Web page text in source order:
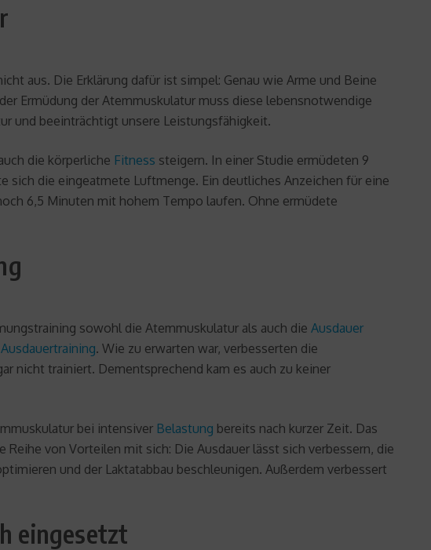
aus. Die Erklärung dafür ist simpel: Genau wie Arme und Beine
Ermüdung der Atemmuskulatur muss diese lebensnotwendige
und beeinträchtigt unsere Leistungsfähigkeit.
die körperliche Fitness steigern. In einer Studie ermüdeten 9
sich die eingeatmete Luftmenge. Ein deutliches Anzeichen für eine
6,5 Minuten mit hohem Tempo laufen. Ohne ermüdete
sowohl die Atemmuskulatur als auch die Ausdauer
Ausdauertraining. Wie zu erwarten war, verbesserten die
nicht trainiert. Dementsprechend kam es auch zu keiner
bei intensiver Belastung bereits nach kurzer Zeit. Das
von Vorteilen mit sich: Die Ausdauer lässt sich verbessern, die
und der Laktatabbau beschleunigen. Außerdem verbessert
eingesetzt